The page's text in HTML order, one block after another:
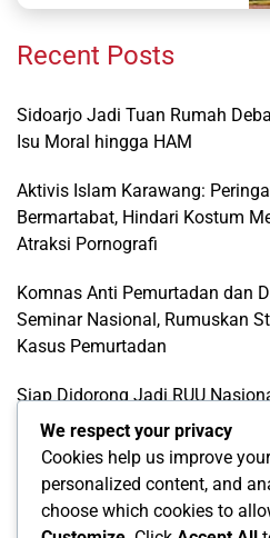
Recent Posts
Sidoarjo Jadi Tuan Rumah
Isu Moral hingga HAM
Aktivis Islam Karawang:
Bermartabat, Hindari Kostum
Atraksi Pornografi
Komnas Anti Pemurtadan dan
Seminar Nasional, Rumuskan
Kasus Pemurtadan
Siap Didorong Jadi RUU
LGBTQ+ Karawang Diterima
Wujud Kontribusi Karawang:
L68TQ+ Hingga Tingkat Pusat
We respect your privacy
Cookies help us improve
personalized content, and
choose which cookies to